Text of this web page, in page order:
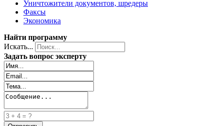
Уничтожители документов, шредеры
Факсы
Экономика
Найти программу
Искать...
Задать вопрос эксперту